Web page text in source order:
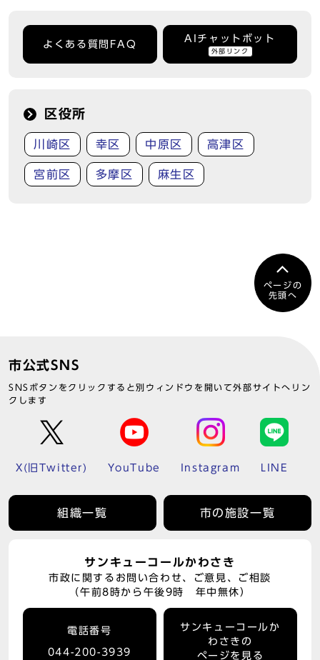
よくある質問FAQ
AIチャットボット
外部リンク
区役所
川崎区 幸区 中原区 高津区
宮前区 多摩区 麻生区
ページの
先頭へ
市公式SNS
SNSボタンをクリックすると別ウィンドウを開いて外部サイトへリン
クします
X(旧Twitter) YouTube Instagram LINE
組織一覧 市の施設一覧
サンキューコールかわさき
市政に関するお問い合わせ、ご意見、ご相談
（午前8時から午後9時 年中無休）
電話番号
044-200-3939
サンキューコールか
わさきの
ページを見る